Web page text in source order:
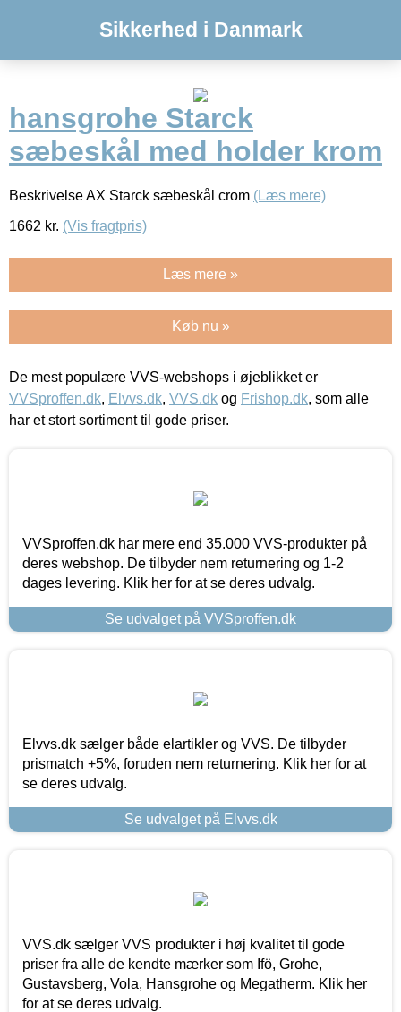
Sikkerhed i Danmark
hansgrohe Starck
sæbeskål med holder krom
Beskrivelse AX Starck sæbeskål crom (Læs mere)
1662 kr. (Vis fragtpris)
Læs mere »
Køb nu »
De mest populære VVS-webshops i øjeblikket er
VVSproffen.dk, Elvvs.dk, VVS.dk og Frishop.dk, som alle
har et stort sortiment til gode priser.
VVSproffen.dk har mere end 35.000 VVS-produkter på
deres webshop. De tilbyder nem returnering og 1-2
dages levering. Klik her for at se deres udvalg.
Se udvalget på VVSproffen.dk
Elvvs.dk sælger både elartikler og VVS. De tilbyder
prismatch +5%, foruden nem returnering. Klik her for at
se deres udvalg.
Se udvalget på Elvvs.dk
VVS.dk sælger VVS produkter i høj kvalitet til gode
priser fra alle de kendte mærker som Ifö, Grohe,
Gustavsberg, Vola, Hansgrohe og Megatherm. Klik her
for at se deres udvalg.